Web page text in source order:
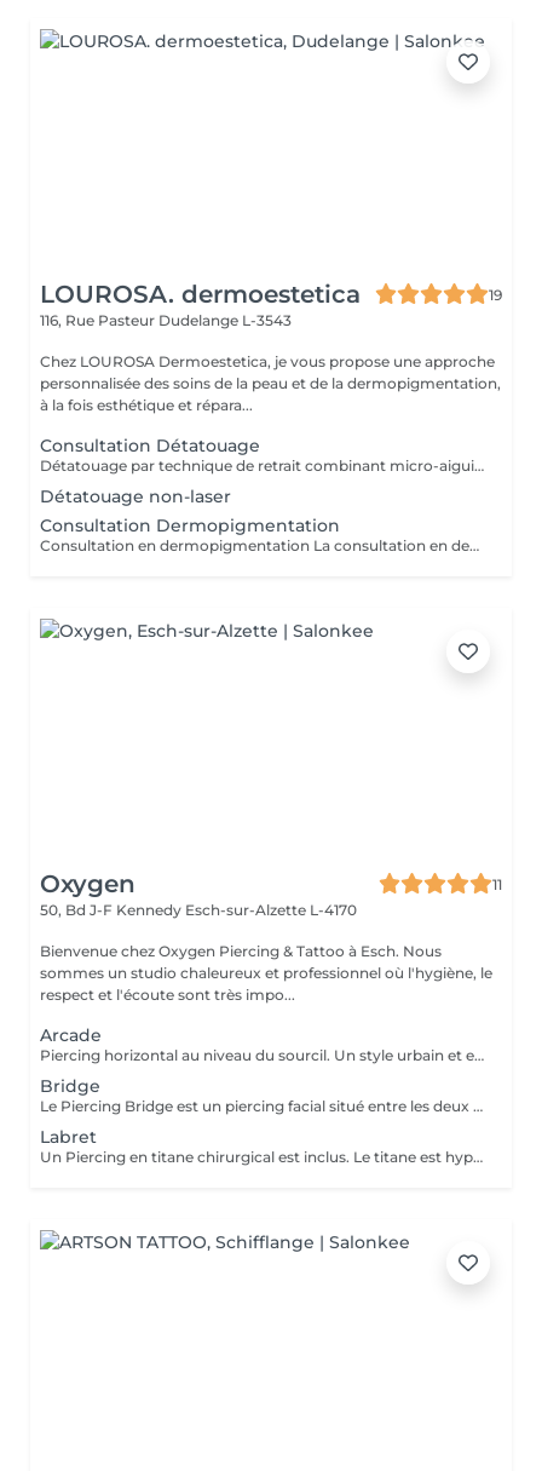
LOUROSA. dermoestetica
19
116, Rue Pasteur Dudelange L-3543
Chez LOUROSA Dermoestetica, je vous propose une approche
personnalisée des soins de la peau et de la dermopigmentation,
à la fois esthétique et répara...
Consultation Détatouage
Détatouage par technique de retrait combinant micro-aiguilletage et solution spécifique, adaptée aux pigments difficiles à traiter au laser . La consultation est requise.
Détatouage non-laser
Consultation Dermopigmentation
Consultation en dermopigmentation La consultation en dermopigmentation est une étape essentielle avant toute prestation de traitement correctif ou reconstructeur. Elle permet de comprendre vos besoins, d'analyser la peau et de définir un protocole entièrement personnalisé en fonction de la zone à traiter, de votre carnation, de votre morphologie et du résultat souhaité. Ce rendez-vous comprend un échange approfondi sur vos attentes, une analyse précise de la zone concernée ainsi que des conseils professionnels sur la technique et l'approche les plus adaptées à votre situation. C'est également un moment privilégié pour répondre à toutes vos questions et s'assurer de l'absence de contre-indications. Le montant de la consultation est déduit du tarif de la prestation si celle-ci est réalisée dans les 2 mois suivant la consultation. Cette étape est indispensable afin de garantir un traitement sécurisé, cohérent et parfaitement adapté à votre peau et à votre objectif esthétique ou réparateur.
Oxygen
11
50, Bd J-F Kennedy Esch-sur-Alzette L-4170
Bienvenue chez Oxygen Piercing & Tattoo à Esch. Nous
sommes un studio chaleureux et professionnel où l'hygiène, le
respect et l'écoute sont très impo...
Arcade
Piercing horizontal au niveau du sourcil. Un style urbain et expressif, réalisé avec un bijou courbé en titane. Pose précise adaptée à ta morphologie. Si tu souhaites te faire percer mais que tu as peur des aiguilles ou que tu souffres d'anxiété (stress, blocage), nous te demandons de bien vouloir réserver le service intitulé: <<NOM DU PIERCING (Phobie des aiguilles)>> Ce service ne côute pas plus cher. Il est simplement prévu pour des raisons d'organisation, afin que tout le monde soit à l'aise et bien accueilli(e).
Bridge
Le Piercing Bridge est un piercing facial situé entre les deux yeux à la racine du nez. Un Piercing en titane chirurgical est inclus. Le titane est hypoallergénique, léger et idéal pour les premières phases de cicatrisation. Si tu souhaites te faire percer mais que tu as peur des aiguilles ou que tu souffres d'anxiété (stress, blocage), nous te demandons de bien vouloir réserver le service intitulé: <<NOM DU PIERCING (Phobie des aiguilles)>> Ce service ne côute pas plus cher. Il est simplement prévu pour des raisons d'organisation, afin que tout le monde soit à l'aise et bien accueilli(e).
Labret
Un Piercing en titane chirurgical est inclus. Le titane est hypoallergénique, léger et idéal pour les premières phases de cicatrisation. Si tu souhaite te faire percer mais que tu as peur des aiguilles ou que tu souffres d'anxiété (stress, blocage), nous te demandons de bien vouloir réserver le service intitulé: <<NOM DU PIERCING (Phobie des aiguilles)>> Ce service ne côute pas plus cher. Il est simplement prévu pour des raisons d'organisation, afin que tout le monde soit à l'aise et bien accueilli(e).